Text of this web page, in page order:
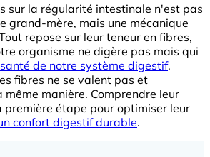
sur la régularité intestinale n'est pas
grand-mère, mais une mécanique
repose sur leur teneur en fibres,
organisme ne digère pas mais qui
santé de notre système digestif.
fibres ne se valent pas et
manière. Comprendre leur
première étape pour optimiser leur
confort digestif durable.